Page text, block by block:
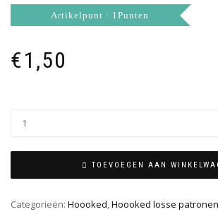
Artikelpunt : 1Punten
€1,50
TOEVOEGEN AAN
Categorieën: Hoooked,Hoooked losse patronen